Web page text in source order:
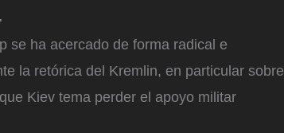
se ha acercado de forma radical e
la retórica del Kremlin, en particular sobre
Kiev tema perder el apoyo militar